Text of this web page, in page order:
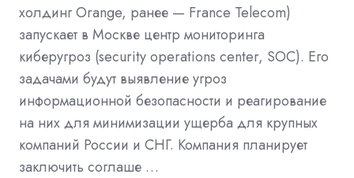
холдинг Orange, ранее — France Telecom)
запускает в Москве центр мониторинга
киберугроз (security operations center, SOC). Его
задачами будут выявление угроз
информационной безопасности и реагирование
на них для минимизации ущерба для крупных
компаний России и СНГ. Компания планирует
заключить соглаше …